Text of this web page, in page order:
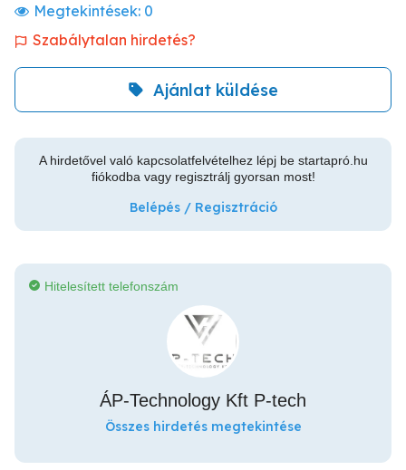
Megtekintések: 0
Szabálytalan hirdetés?
Ajánlat küldése
A hirdetővel való kapcsolatfelvételhez lépj be startapró.hu
fiókodba vagy regisztrálj gyorsan most!
Belépés / Regisztráció
Hitelesített telefonszám
ÁP-Technology Kft P-tech
Összes hirdetés megtekintése